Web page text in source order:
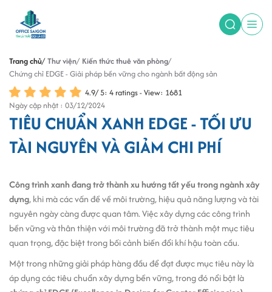
Trang chủ Thư viện Kiến thức thuê văn phòng
Chứng chỉ EDGE - Giải pháp bền vững cho ngành bất động sản
4.9/5: 4 ratings - View: 1681
Ngày cập nhật : 03/12/2024
TIÊU CHUẨN XANH EDGE - TỐI ƯU
TÀI NGUYÊN VÀ GIẢM CHI PHÍ
Công trình xanh đang trở thành xu hướng tất yếu trong ngành xây
dựng, khi mà các vấn đề về môi trường, hiệu quả năng lượng và tài
nguyên ngày càng được quan tâm. Việc xây dựng các công trình
bền vững và thân thiện với môi trường đã trở thành một mục tiêu
quan trọng, đặc biệt trong bối cảnh biến đổi khí hậu toàn cầu.
Một trong những giải pháp hàng đầu để đạt được mục tiêu này là
áp dụng các tiêu chuẩn xây dựng bền vững, trong đó nổi bật là